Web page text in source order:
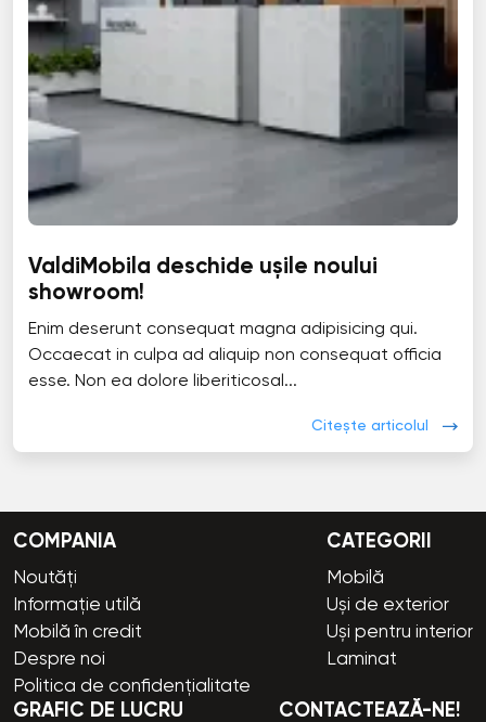
ValdiMobila deschide ușile noului
showroom!
Enim deserunt consequat magna adipisicing qui.
Occaecat in culpa ad aliquip non consequat officia
esse. Non ea dolore liberiticosal...
Citește articolul
COMPANIA
Noutăți
Informație utilă
Mobilă în credit
Despre noi
Politica de confidențialitate
CATEGORII
Mobilă
Uși de exterior
Uși pentru interior
Laminat
GRAFIC DE LUCRU CONTACTEAZĂ-NE!